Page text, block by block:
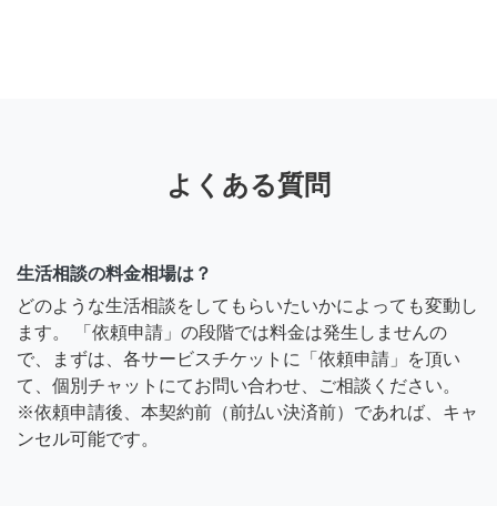
よくある質問
生活相談の料金相場は？
どのような生活相談をしてもらいたいかによっても変動し
ます。 「依頼申請」の段階では料金は発生しませんの
で、まずは、各サービスチケットに「依頼申請」を頂い
て、個別チャットにてお問い合わせ、ご相談ください。
※依頼申請後、本契約前（前払い決済前）であれば、キャ
ンセル可能です。